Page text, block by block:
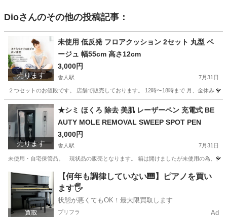
Dioさんのその他の投稿記事：
売ります
未使用 低反発 フロアクッション 2セット 丸型 ベ
ージュ 幅55cm 高さ12cm
3,000円
舎人駅 7月31日
２つセットのお値段です。 店舗で販売しております。 12時〜18時まで 月、金休み
東京 足立区 ソファ ベージュ
売ります
★シミ ほくろ 除去 美肌 レーザーペン 充電式 BE
AUTY MOLE REMOVAL SWEEP SPOT PEN
3,000円
舎人駅 7月31日
未使用・自宅保管品。 現状品の販売となります。 箱は開けましたが未使用の為、作
東京 足立区 舎人駅 その他 レーザー
【何年も調律していない🎹】ピアノを買い
ます🖐️
状態が悪くてもOK！最大限買取します
プリフラ Ad